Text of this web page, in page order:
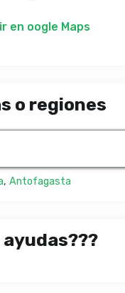
en oogle Maps
o regiones
, Antofagasta
ayudas???